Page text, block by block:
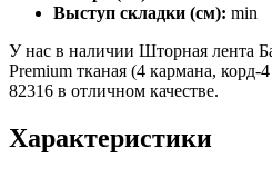
Выступ складки (см): min
У нас в наличии Шторная лента
Premium тканая (4 кармана,
82316 в отличном качестве.
Характеристики